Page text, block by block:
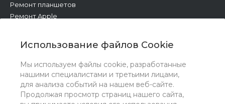
Использование файлов Cookie
Мы используем файлы cookie, разработанные
нашими специалистами и третьими лицами,
для анализа событий на нашем веб-сайте.
Продолжая просмотр страниц нашего сайта,
Ремонт планшетов
Ремонт Apple